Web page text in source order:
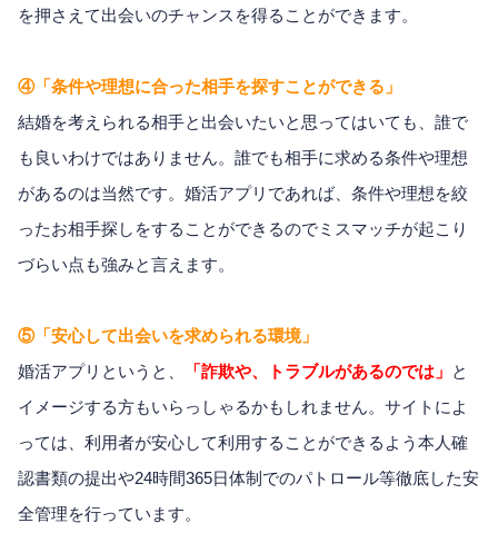
を押さえて出会いのチャンスを得ることができます。
④「条件や理想に合った相手を探すことができる」
結婚を考えられる相手と出会いたいと思ってはいても、誰で
も良いわけではありません。誰でも相手に求める条件や理想
があるのは当然です。婚活アプリであれば、条件や理想を絞
ったお相手探しをすることができるのでミスマッチが起こり
づらい点も強みと言えます。
⑤「安心して出会いを求められる環境」
婚活アプリというと、
「詐欺や、トラブルがあるのでは」 と
イメージする方もいらっしゃるかもしれません。サイトによ
っては、利用者が安心して利用することができるよう本人確
認書類の提出や24時間365日体制でのパトロール等徹底した安
全管理を行っています。